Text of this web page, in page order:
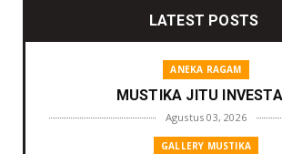
LATEST POSTS
ANEKA RAGAM
MUSTIKA JITU
Agustus 03, 2026
GALLERY MUSTIKA